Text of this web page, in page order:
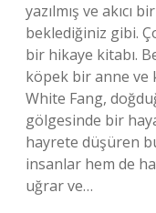
yazılmış ve akıcı
beklediğiniz gibi.
bir hikaye kitabı.
köpek bir anne ve
White Fang,
gölgesinde bir
​​hayrete düşüren
insanlar hem de
uğrar ve…